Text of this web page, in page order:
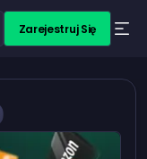
Zarejestruj Się